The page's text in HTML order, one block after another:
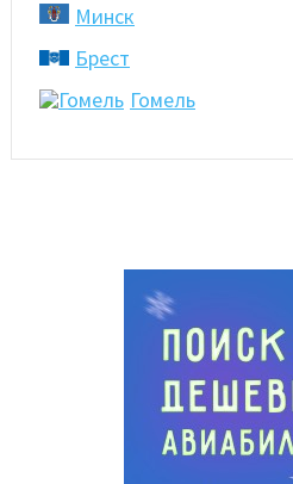
Минск
Брест
Гомель